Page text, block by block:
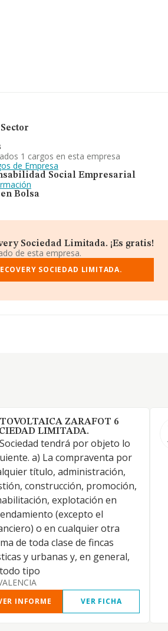
1 cargos en esta empresa
de Empresa
Social Empresarial
Bolsa
Sociedad Limitada. ¡Es gratis!
de esta empresa.
SOCIEDAD LIMITADA.
ZARAFOT 6
LIMITADA.
tendrá por objeto lo
a) La compraventa por
título, administración,
construcción, promoción,
explotación en
(excepto el
o en cualquier otra
de toda clase de fincas
y urbanas y, en general,
tipo
INFORME VER FICHA